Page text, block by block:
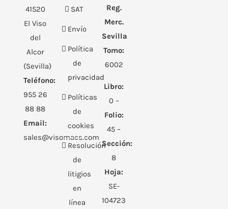
41520
El Viso
del
Alcor
(Sevilla)
Teléfono:
955 26
88 88
Email:
sales@visomacs.com
SAT
Envío
Política
de
privacidad
Políticas
de
cookies
Resolución
de
litigios
en
línea
Reg.
Merc.
Sevilla
Tomo:
6002
Libro:
0 –
Folio:
45 –
Sección:
8
Hoja:
SE-
104723